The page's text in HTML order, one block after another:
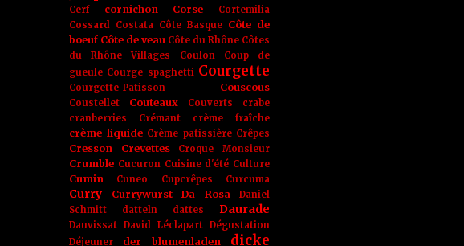
Cerf
cornichon Corse
Cortemilia
Cossard Costata Côte Basque Côte de
boeuf Côte de veau Côte du Rhône Côtes
du Rhône Villages
Coulon
Coup de
gueule Courge spaghetti Courgette
Courgette-Patisson Couscous
Coustellet Couteaux Couverts
crabe
cranberries
Crémant crème fraîche
crème liquide Crème patissière Crêpes
Cresson Crevettes Croque Monsieur
Crumble Cucuron Cuisine d'été Culture
Cumin Cuneo Cupcrêpes Curcuma
Curry Currywurst Da Rosa
Daniel
Schmitt
datteln dattes Daurade
Dauvissat David Léclapart Dégustation
Déjeuner
der blumenladen dicke